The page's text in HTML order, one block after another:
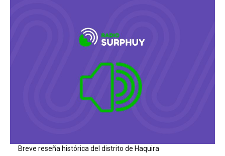
Breve reseña histórica del distrito de Haquira